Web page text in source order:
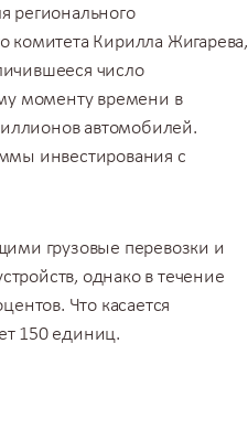
регионального
комитета Кирилла Жигарева,
число
моменту времени в
автомобилей.
инвестирования с
грузовые перевозки и
однако в течение
Что касается
150 единиц.